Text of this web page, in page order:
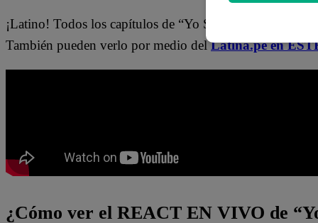
¡Latino! Todos los capítulos de “Yo Soy” están
También pueden verlo por medio delLatina.pe en
¿Cómo ver el REACT EN VIVO de